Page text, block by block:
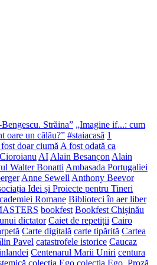
Străina” „Imagine if...: cum
oare un călău?” #staiacasă 1
doar ciumă A fost odată ca
AI Alain Besançon Alain
Walter Bonatti Ambasada Portugaliei
Anne Sewell Anthony Beevor
Idei și Proiecte pentru Tineri
Romane Biblioteci în aer liber
bookfest Bookfest Chișinău
dictator Caiet de repetiții Cairo
Carte digitală carte tipărită Cartea
Pavel catastrofele istorice Caucaz
Centenarul Marii Uniri centura
colecția Ego colecția Ego. Proză